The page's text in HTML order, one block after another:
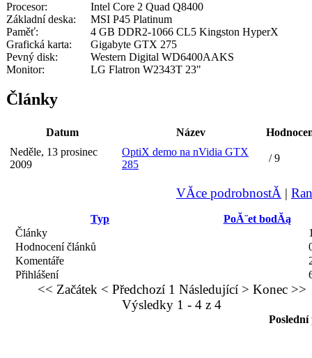
Procesor:
Intel Core 2 Quad Q8400
Základní deska:
MSI P45 Platinum
Paměť:
4 GB DDR2-1066 CL5 Kingston HyperX
Grafická karta:
Gigabyte GTX 275
Pevný disk:
Western Digital WD6400AAKS
Monitor:
LG Flatron W2343T 23"
Články
Datum Název
Neděle, 13 prosinec
2009
OptiX demo na nVidia GTX
285
/ 9
VĂ­ce podrobnostĂ­ |
Typ
PoĂ¨et bodĂą
Články
Hodnocení článků
Komentáře
Přihlášení
<< Začátek < Předchozí 1 Následující > Konec >>
Výsledky 1 - 4 z 4